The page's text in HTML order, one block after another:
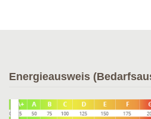
Energieausweis